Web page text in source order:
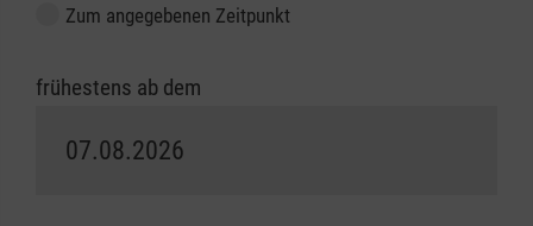
Zum angegebenen Zeitpunkt
frühestens ab dem